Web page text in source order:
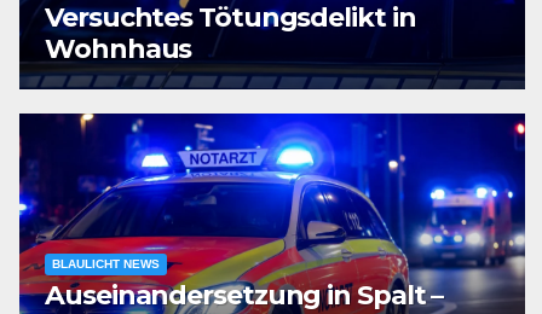
Versuchtes Tötungsdelikt in
Wohnhaus
BLAULICHT NEWS
Auseinandersetzung in Spalt –